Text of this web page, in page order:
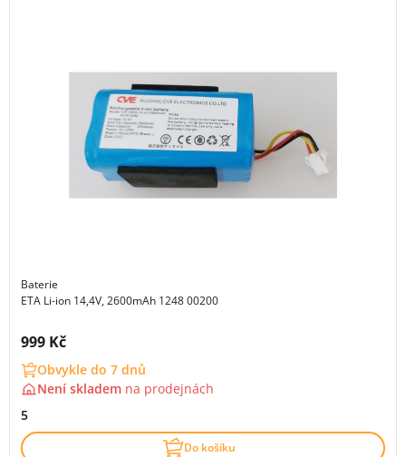
Baterie
ETA Li-ion 14,4V, 2600mAh 1248 00200
Cena s DPH:
999 Kč
Obvykle do 7 dnů
Není skladem na prodejnách
5
Do košíku